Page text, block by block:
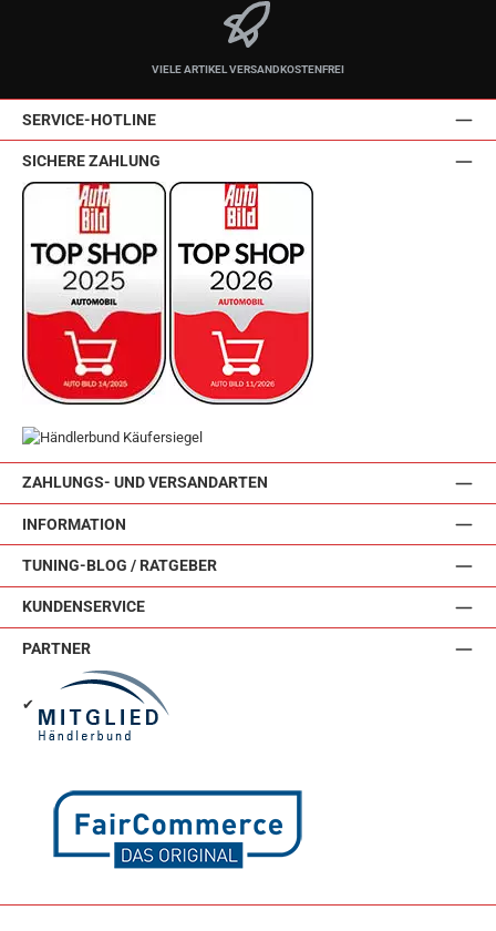
VIELE ARTIKEL VERSANDKOSTENFREI
SERVICE-HOTLINE
ZAHLUNGS- UND VERSANDARTEN
INFORMATION
TUNING-BLOG / RATGEBER
KUNDENSERVICE
SICHERE ZAHLUNG
PARTNER
✔